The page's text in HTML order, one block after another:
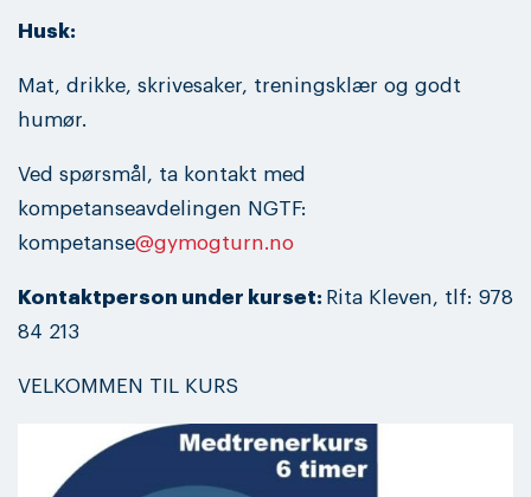
Husk:
Mat, drikke, skrivesaker, treningsklær og godt
humør.
Ved spørsmål, ta kontakt med
kompetanseavdelingen NGTF:
kompetanse@gymogturn.no
Kontaktperson under kurset: Rita Kleven, tlf: 978
84 213
VELKOMMEN TIL KURS